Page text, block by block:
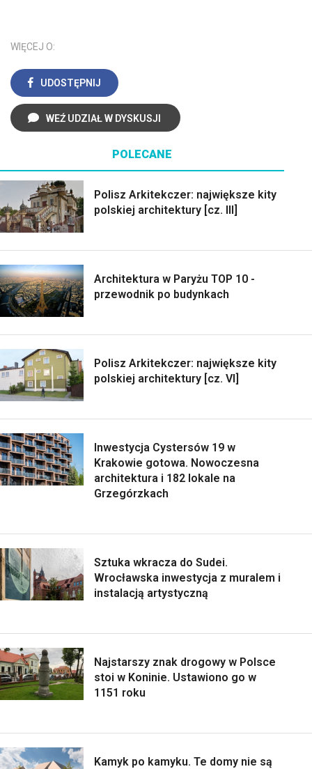
WIĘCEJ O:
UDOSTĘPNIJ
WEŹ UDZIAŁ W DYSKUSJI
POLECANE
Polisz Arkitekczer: największe kity
polskiej architektury [cz. III]
Architektura w Paryżu TOP 10 -
przewodnik po budynkach
Polisz Arkitekczer: największe kity
polskiej architektury [cz. VI]
Inwestycja Cystersów 19 w
Krakowie gotowa. Nowoczesna
architektura i 182 lokale na
Grzegórzkach
Sztuka wkracza do Sudei.
Wrocławska inwestycja z muralem i
instalacją artystyczną
Najstarszy znak drogowy w Polsce
stoi w Koninie. Ustawiono go w
1151 roku
Kamyk po kamyku. Te domy nie są